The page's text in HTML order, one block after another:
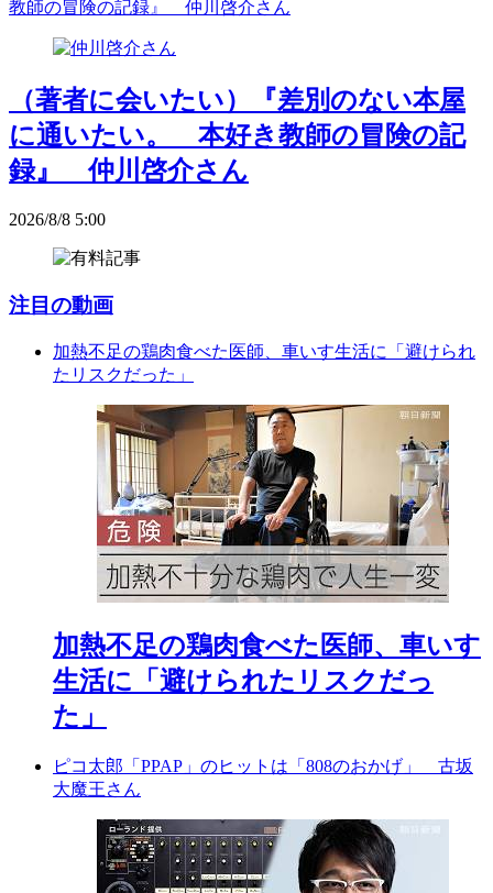
教師の冒険の記録』 仲川啓介さん
（著者に会いたい）『差別のない本屋
に通いたい。 本好き教師の冒険の記
録』 仲川啓介さん
2026/8/8 5:00
注目の動画
加熱不足の鶏肉食べた医師、車いす生活に「避けられ
たリスクだった」
加熱不足の鶏肉食べた医師、車いす
生活に「避けられたリスクだっ
た」
ピコ太郎「PPAP」のヒットは「808のおかげ」 古坂
大魔王さん